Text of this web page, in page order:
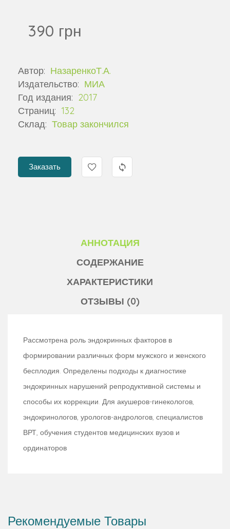
390 грн
Автор: НазаренкоТ.А.
Издательство: МИА
Год издания: 2017
Страниц: 132
Склад: Товар закончился
Заказать
АННОТАЦИЯ
СОДЕРЖАНИЕ
ХАРАКТЕРИСТИКИ
ОТЗЫВЫ (0)
Рассмотрена роль эндокринных факторов в
формировании различных форм мужского и женского
бесплодия. Определены подходы к диагностике
эндокринных нарушений репродуктивной системы и
способы их коррекции. Для акушеров-гинекологов,
эндокринологов, урологов-андрологов, специалистов
ВРТ, обучения студентов медицинских вузов и
ординаторов
Рекомендуемые Товары